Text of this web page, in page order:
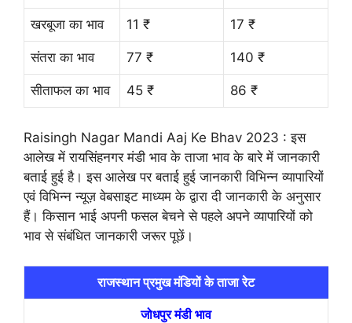
खरबूजा का भाव 11 ₹ 17 ₹
संतरा का भाव 77 ₹ 140 ₹
सीताफल का भाव 45 ₹ 86 ₹
Raisingh Nagar Mandi Aaj Ke Bhav 2023 : इस
आलेख में रायसिंहनगर मंडी भाव के ताजा भाव के बारे में जानकारी
बताई हुई है। इस आलेख पर बताई हुई जानकारी विभिन्न व्यापारियों
एवं विभिन्न न्यूज़ वेबसाइट माध्यम के द्वारा दी जानकारी के अनुसार
हैं। किसान भाई अपनी फसल बेचने से पहले अपने व्यापारियों को
भाव से संबंधित जानकारी जरूर पूछें।
राजस्थान प्रमुख मंडियों के ताजा रेट
जोधपुर मंडी भाव